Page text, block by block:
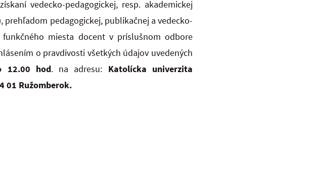
vedecko-pedagogickej, resp. akademickej
pedagogickej, publikačnej a vedecko-
miesta docent v príslušnom odbore
o pravdivosti všetkých údajov uvedených
12.00 hod. na adresu: Katolícka univerzita
01 Ružomberok.